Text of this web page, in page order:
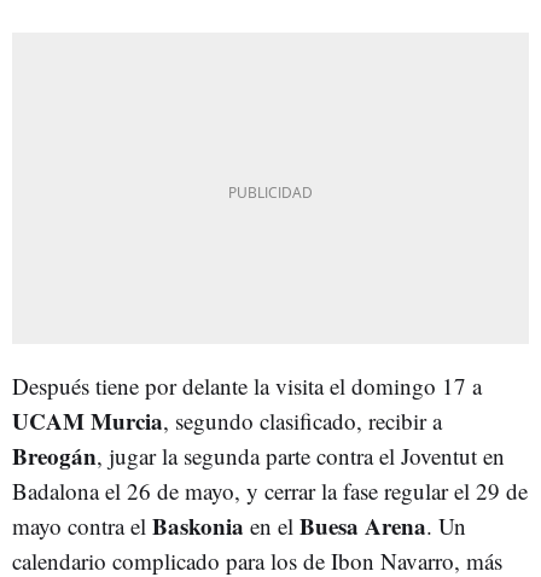
Después tiene por delante la visita el domingo 17 a
UCAM Murcia, segundo clasificado, recibir a
Breogán, jugar la segunda parte contra el Joventut en
Badalona el 26 de mayo, y cerrar la fase regular el 29 de
mayo contra el Baskonia en el Buesa Arena. Un
calendario complicado para los de Ibon Navarro, más